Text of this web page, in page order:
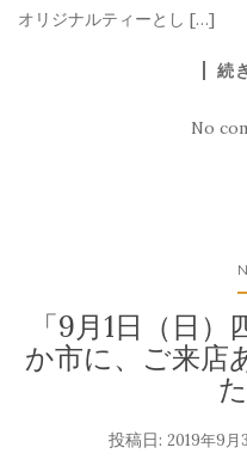
オリジナルティーとし […]
続
No
「9月1日（日
か市に、ご来店
投稿日: 2019年9月